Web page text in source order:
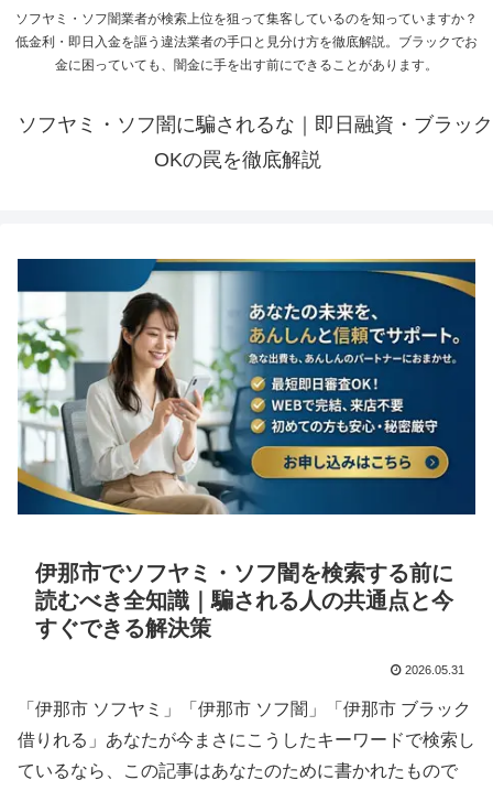
ソフヤミ・ソフ闇業者が検索上位を狙って集客しているのを知っていますか？
低金利・即日入金を謳う違法業者の手口と見分け方を徹底解説。ブラックでお
金に困っていても、闇金に手を出す前にできることがあります。
ソフヤミ・ソフ闇に騙されるな｜即日融資・ブラック
OKの罠を徹底解説
伊那市でソフヤミ・ソフ闇を検索する前に
読むべき全知識｜騙される人の共通点と今
すぐできる解決策
2026.05.31
「伊那市 ソフヤミ」「伊那市 ソフ闇」「伊那市 ブラック
借りれる」あなたが今まさにこうしたキーワードで検索し
ているなら、この記事はあなたのために書かれたもので